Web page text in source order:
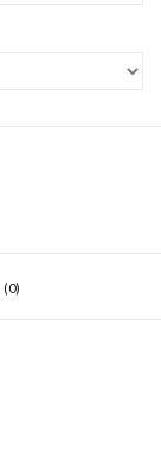
(0)